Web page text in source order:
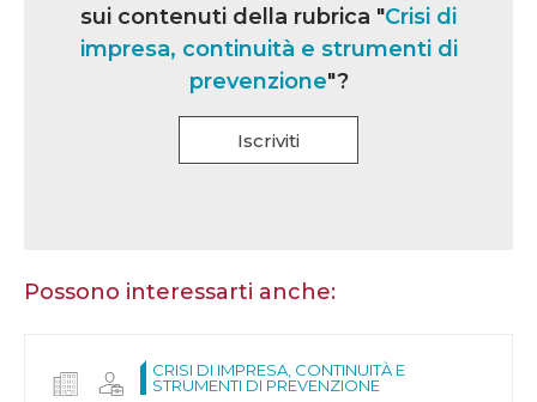
rubricasui contenuti della rubrica "Crisi di
impresa, continuità e strumenti di
prevenzione"?
Iscriviti
essere
campo
Possono interessarti anche:
CRISI DI IMPRESA, CONTINUITÀ E
STRUMENTI DI PREVENZIONE